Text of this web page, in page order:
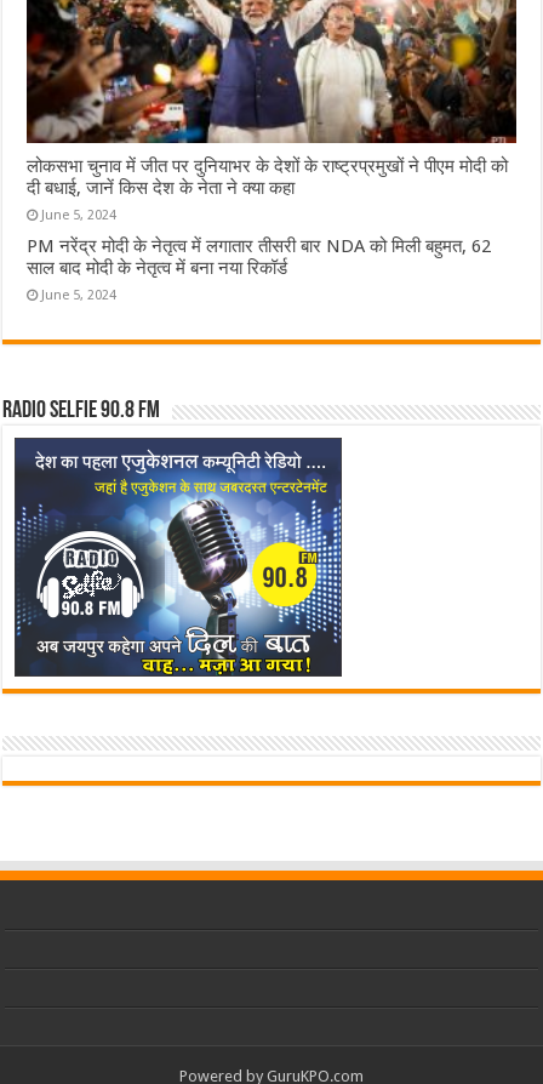
लोकसभा चुनाव में जीत पर दुनियाभर के देशों के राष्ट्रप्रमुखों ने पीएम मोदी को
दी बधाई, जानें किस देश के नेता ने क्या कहा
June 5, 2024
PM नरेंद्र मोदी के नेतृत्व में लगातार तीसरी बार NDA को मिली बहुमत, 62
साल बाद मोदी के नेतृत्व में बना नया रिकॉर्ड
June 5, 2024
Radio Selfie 90.8 FM
Powered by GuruKPO.com